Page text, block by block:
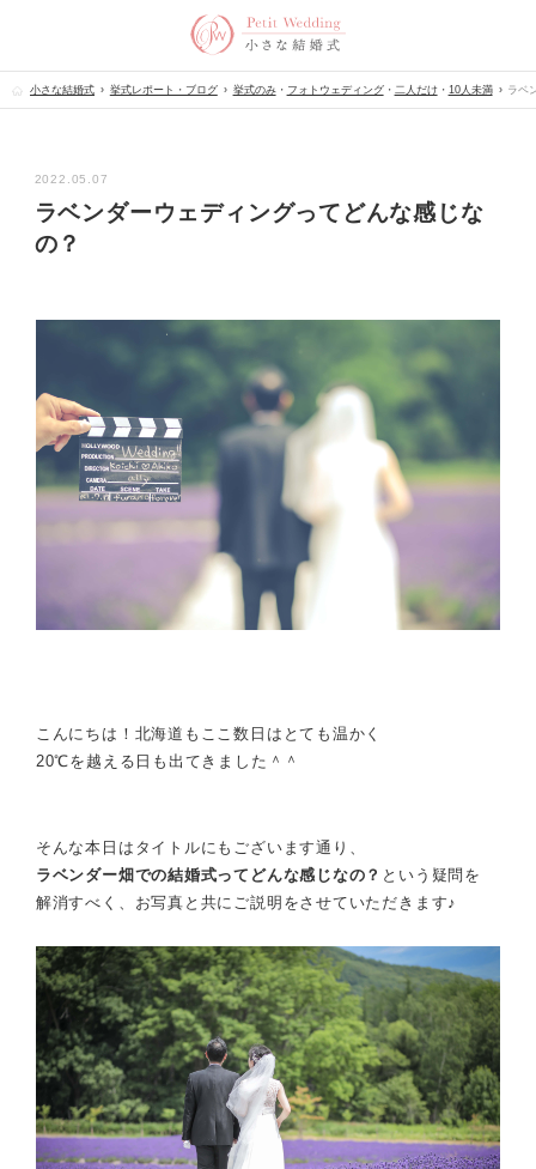
小さな結婚式 挙式レポート・ブログ 挙式のみ・ フォトウェディング・ 二人だけ・ 10人未満 ラベ
2022.05.07
ラベンダーウェディングってどんな感じな
の？
こんにちは！北海道もここ数日はとても温かく
20℃を越える日も出てきました＾＾
そんな本日はタイトルにもございます通り、
ラベンダー畑での結婚式ってどんな感じなの？ という疑問を
解消すべく、お写真と共にご説明をさせていただきます♪